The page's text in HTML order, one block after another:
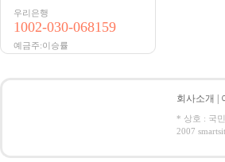
우리은행
1002-030-068159
예금주:이승률
회사소개
* 상호 : 국
2007